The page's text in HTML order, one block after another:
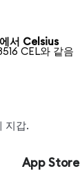
서 Celsius
CEL와 같음
지갑.
App Store